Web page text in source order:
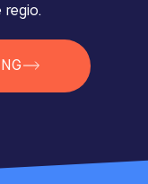
regio.